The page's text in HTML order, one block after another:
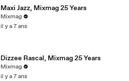
Maxi Jazz, Mixmag 25 Years
Mixmag
il y a 7 ans
Dizzee Rascal, Mixmag 25 Years
Mixmag
il y a 7 ans